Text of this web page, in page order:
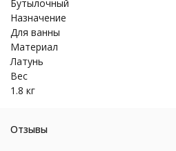
Бутылочный
Назначение
Для ванны
Материал
Латунь
Вес
1.8 кг
Отзывы